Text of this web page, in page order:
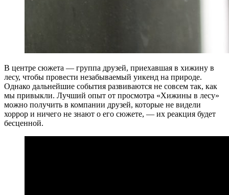
В центре сюжета — группа друзей, приехавшая в хижину в
лесу, чтобы провести незабываемый уикенд на природе.
Однако дальнейшие события развиваются не совсем так, как
мы привыкли. Лучший опыт от просмотра «Хижины в лесу»
можно получить в компании друзей, которые не видели
хоррор и ничего не знают о его сюжете, — их реакция будет
бесценной.